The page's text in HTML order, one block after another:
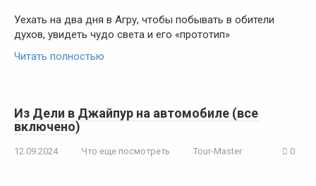
Уехать на два дня в Агру, чтобы побывать в обители
духов, увидеть чудо света и его «прототип»
Читать полностью
Из Дели в Джайпур на автомобиле (все
включено)
12.09.2024 Что еще посмотреть Tour-Master 0